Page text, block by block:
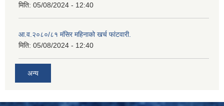
मिति: 05/08/2024 - 12:40
आ.व.२०८०/८१ मंसिर महिनाको खर्च फांटवारी.
मिति: 05/08/2024 - 12:40
अन्य